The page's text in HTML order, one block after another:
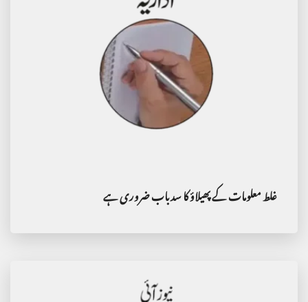
غلط معلومات کے پھیلاؤ کا سدباب ضروری ہے